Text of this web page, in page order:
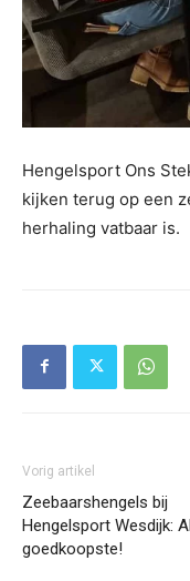
Hengelsport Ons
kijken terug op een
herhaling vatbaar is.
Vorig artikel
Zeebaarshengels bij
Hengelsport Wesdijk:
goedkoopste!